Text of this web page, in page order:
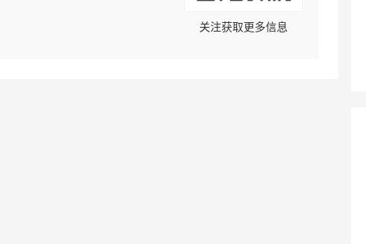
关注获取更多信息